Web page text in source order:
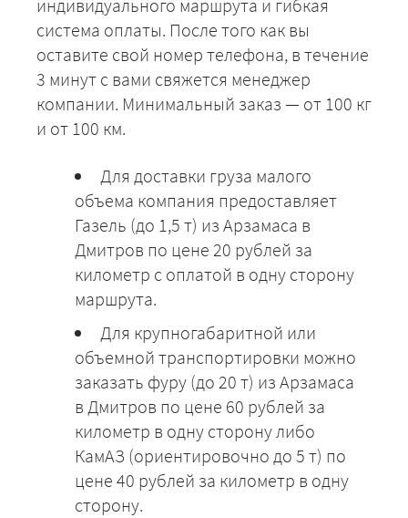
индивидуального маршрута и гибкая
система оплаты. После того как вы
оставите свой номер телефона, в течение
3 минут с вами свяжется менеджер
компании. Минимальный заказ — от 100 кг
и от 100 км.
Для доставки груза малого
объема компания предоставляет
Газель (до 1,5 т) из Арзамаса в
Дмитров по цене 20 рублей за
километр с оплатой в одну сторону
маршрута.
Для крупногабаритной или
объемной транспортировки можно
заказать фуру (до 20 т) из Арзамаса
в Дмитров по цене 60 рублей за
километр в одну сторону либо
КамАЗ (ориентировочно до 5 т) по
цене 40 рублей за километр в одну
сторону.